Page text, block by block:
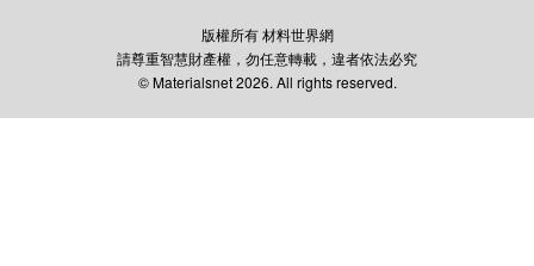
版權所有 材料世界網
請尊重智慧財產權，勿任意轉載，違者依法必究
© Materialsnet 2026. All rights reserved.